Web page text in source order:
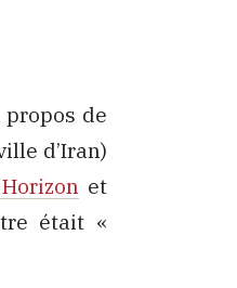
propos de
d’Iran)
et
était «